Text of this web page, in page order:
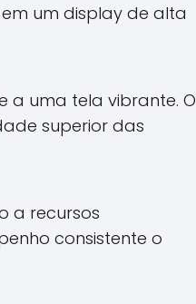
em um display de alta
a uma tela vibrante. O
superior das
a recursos
consistente o